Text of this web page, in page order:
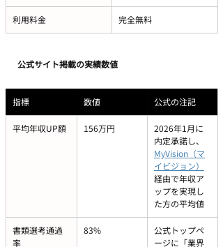
利用料金 完全無料
公式サイト掲載の実績数値
指標 数値 公式の注記
平均年収UP額 156万円
2026年1月に
内定承諾し、
MyVision（マ
イビジョン）
経由で年収ア
ップを実現し
た方の平均値
書類選考通過
率
83%
公式トップペ
ージに「業界